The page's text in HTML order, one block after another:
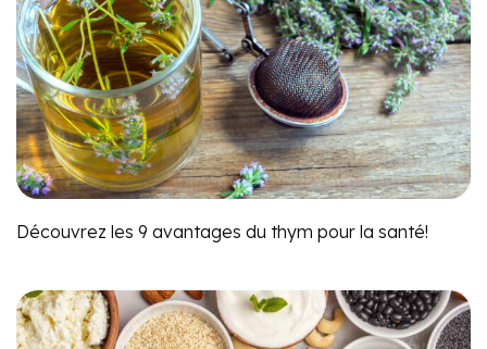
Découvrez les 9 avantages du thym pour la santé!